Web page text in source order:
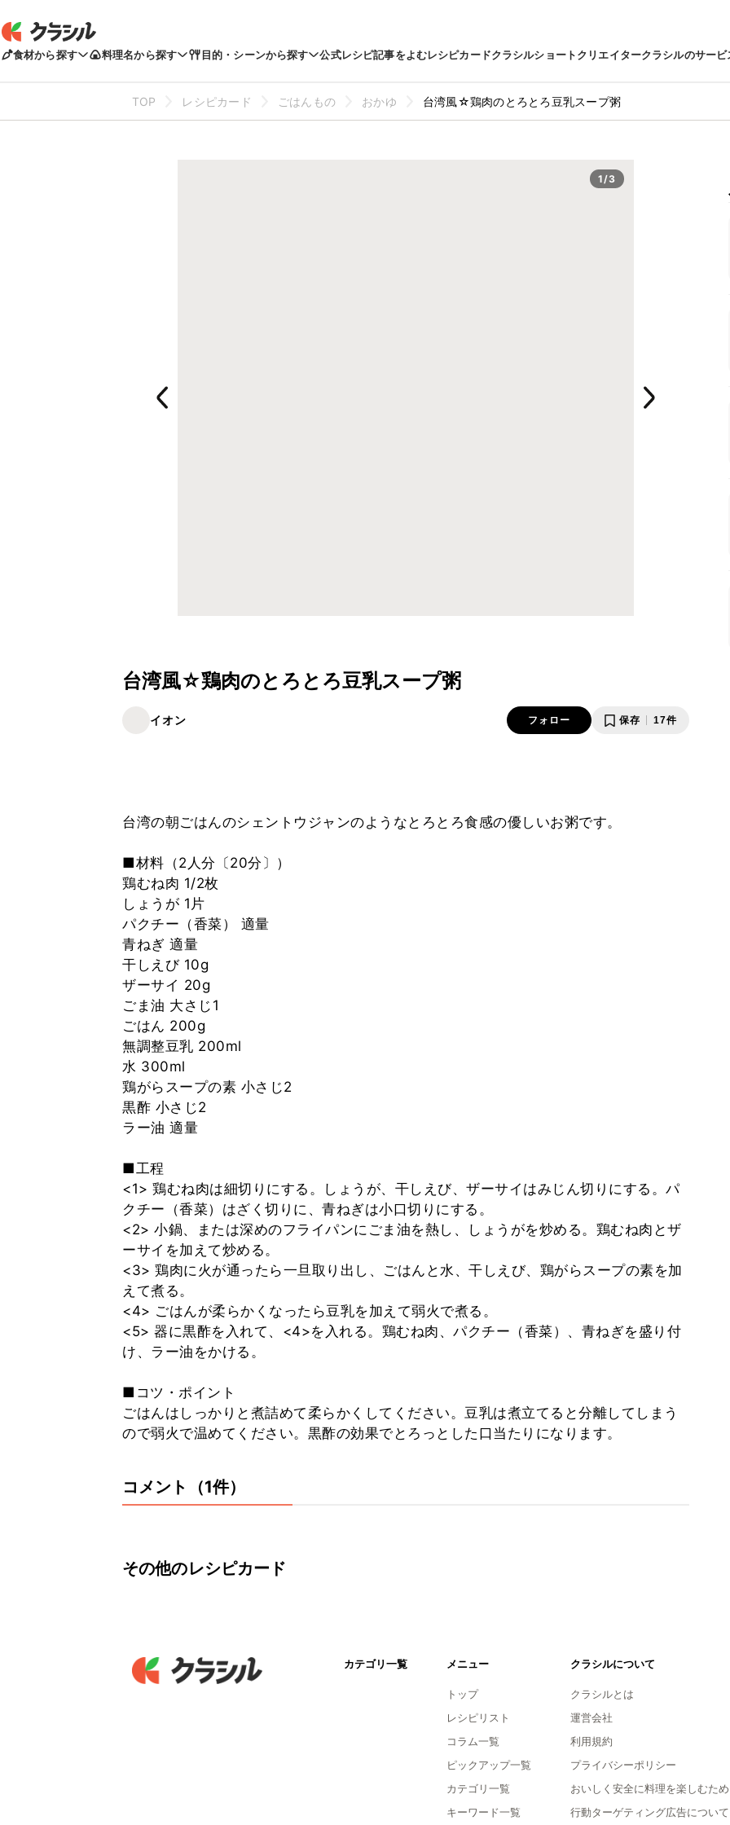
食材から探す 料理名から探す 目的・シーンから探す 公式レシピ記事をよむレシピカードクラシルショートクリエイタークラシルのサービ
TOP レシピカード ごはんもの おかゆ 台湾風☆鶏肉のとろとろ豆乳スープ粥
1/3
台湾風☆鶏肉のとろとろ豆乳スープ粥
イオン フォロー 保存 17件
台湾の朝ごはんのシェントウジャンのようなとろとろ食感の優しいお粥です。
■材料（2人分〔20分〕）
鶏むね肉 1/2枚
しょうが 1片
パクチー（香菜） 適量
青ねぎ 適量
干しえび 10g
ザーサイ 20g
ごま油 大さじ1
ごはん 200g
無調整豆乳 200ml
水 300ml
鶏がらスープの素 小さじ2
黒酢 小さじ2
ラー油 適量
■工程
<1> 鶏むね肉は細切りにする。しょうが、干しえび、ザーサイはみじん切りにする。パ
クチー（香菜）はざく切りに、青ねぎは小口切りにする。
<2> 小鍋、または深めのフライパンにごま油を熱し、しょうがを炒める。鶏むね肉とザ
ーサイを加えて炒める。
<3> 鶏肉に火が通ったら一旦取り出し、ごはんと水、干しえび、鶏がらスープの素を加
えて煮る。
<4> ごはんが柔らかくなったら豆乳を加えて弱火で煮る。
<5> 器に黒酢を入れて、<4>を入れる。鶏むね肉、パクチー（香菜）、青ねぎを盛り付
け、ラー油をかける。
■コツ・ポイント
ごはんはしっかりと煮詰めて柔らかくしてください。豆乳は煮立てると分離してしまう
ので弱火で温めてください。黒酢の効果でとろっとした口当たりになります。
コメント（1件）
その他のレシピカード
カテゴリ一覧 メニュー
トップ
レシピリスト
コラム一覧
ピックアップ一覧
カテゴリ一覧
キーワード一覧
クラシルについて
クラシルとは
運営会社
利用規約
プライバシーポリシー
おいしく安全に料理を楽しむため
行動ターゲティング広告について